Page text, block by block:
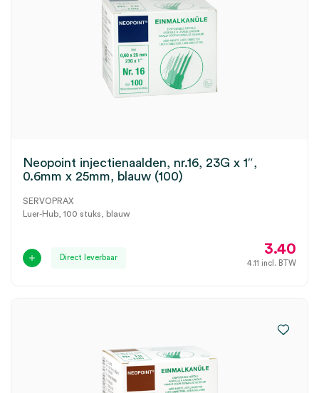
Neopoint injectienaalden, nr.16, 23G x 1″,
0.6mm x 25mm, blauw (100)
SERVOPRAX
Luer-Hub, 100 stuks, blauw
Direct leverbaar
3.40
4.11 incl. BTW